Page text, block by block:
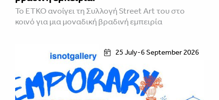
Το ETKO ανοίγει τη Συλλογή Street Art του στο
κοινό για μια μοναδική βραδινή εμπειρία
25 July-6 September 2026